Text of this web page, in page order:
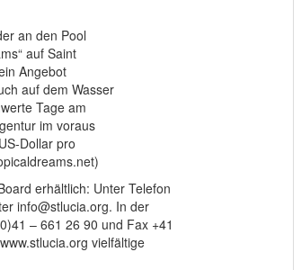
an den Pool
auf Saint
Angebot
auf dem Wasser
Tage am
im voraus
Dollar pro
erhältlich: Unter Telefon
info@stlucia.org. In der
– 661 26 90 und Fax +41
vielfältige